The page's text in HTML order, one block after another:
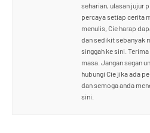
seharian, ulasan jujur
percaya setiap cerita
menulis, Cie harap
dan sedikit sebanyak
singgah ke sini.
masa. Jangan segan
hubungi Cie jika ada
dan semoga anda
sini.